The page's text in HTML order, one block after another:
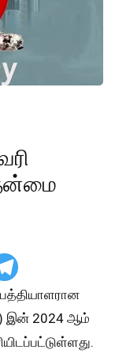
தன்மை
இன் 2024 ஆம்